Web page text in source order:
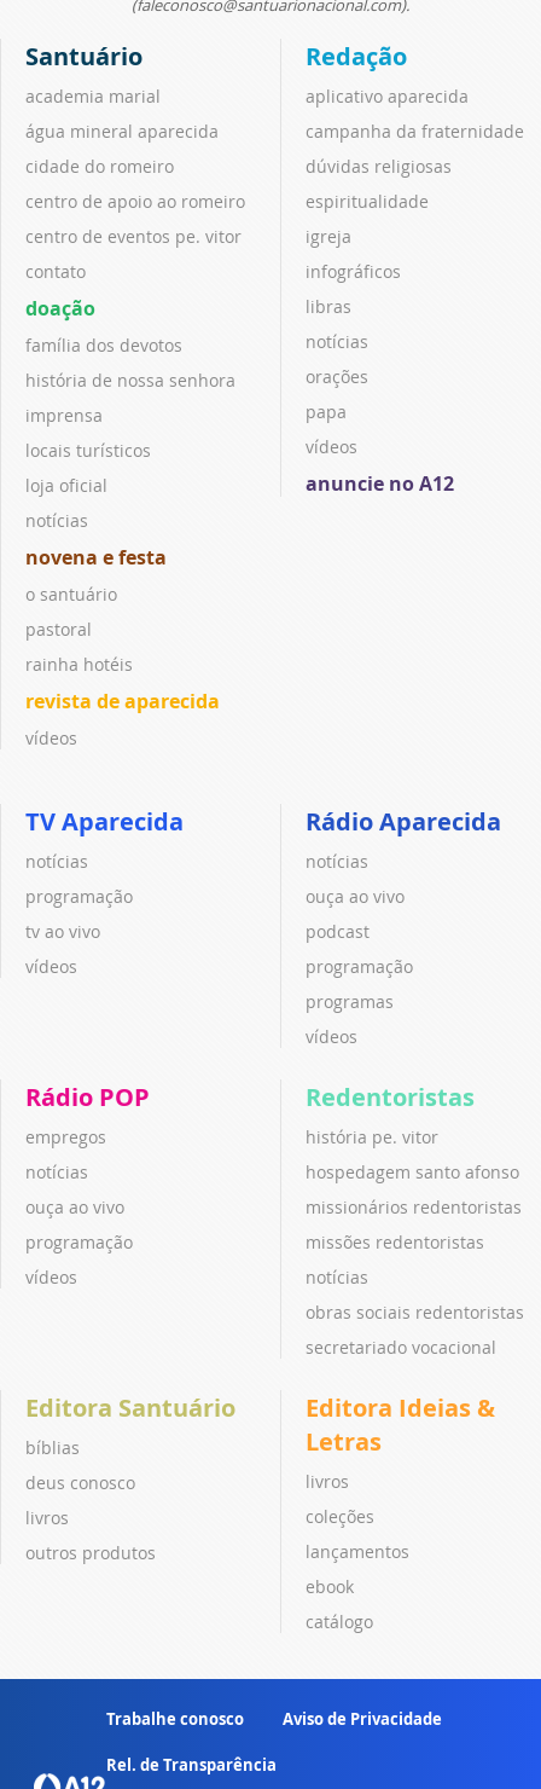
Santuário
academia marial
água mineral aparecida
cidade do romeiro
centro de apoio ao romeiro
centro de eventos pe. vitor
contato
doação
família dos devotos
história de nossa senhora
imprensa
locais turísticos
loja oficial
notícias
novena e festa
o santuário
pastoral
rainha hotéis
revista de aparecida
vídeos
Redação
aplicativo aparecida
campanha da fraternidade
dúvidas religiosas
espiritualidade
igreja
infográficos
libras
notícias
orações
papa
vídeos
anuncie no A12
TV Aparecida
notícias
programação
tv ao vivo
vídeos
Rádio Aparecida
notícias
ouça ao vivo
podcast
programação
programas
vídeos
Rádio POP
empregos
notícias
ouça ao vivo
programação
vídeos
Redentoristas
história pe. vitor
hospedagem santo afonso
missionários redentoristas
missões redentoristas
notícias
obras sociais redentoristas
secretariado vocacional
Editora Santuário
bíblias
deus conosco
livros
outros produtos
Editora Ideias &
Letras
livros
coleções
lançamentos
ebook
catálogo
Trabalhe conosco Aviso de Privacidade
Rel. de Transparência